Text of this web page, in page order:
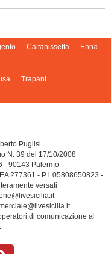
Caltanissetta Enna
Trapani
Puglisi
N. 39 del 17/10/2008
- 90143 Palermo
277361 - P.I. 05808650823 -
versati
-
di comunicazione al